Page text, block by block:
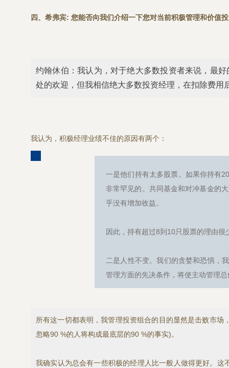
四、希弗宾: 您能否向我们介绍一下您对当前积极管理和价值
约翰休伯：我认为，对于绝大多数投资者来说，最
处的欢迎，但我相信绝大多数投资经理，在扣除费用
我认为，积极经理业绩不佳的原因有两个：
一是他们持有太多股票。如果你持有
非常罕见的。共同基金和对冲基金的
乎没有增加收益。
因此，持有超过8到10只股票的理由
二是人性不变。我们的贪婪和恐惧，
管理方面的先决条件，将使主动管理
所有这一切都表明，我管理投资组合的目的显然是击败市
忽略90 %的人将构成最底层的90 %的事实)。
我确实认为总会有一些积极的经理人比一般人做得更好。